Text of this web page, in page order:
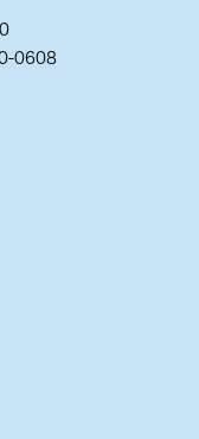
0608